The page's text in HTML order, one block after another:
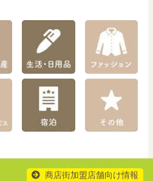
商店街加盟店舗向け情報